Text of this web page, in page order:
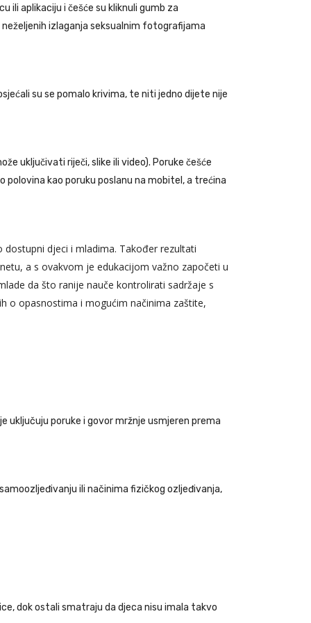
ili aplikaciju i češće su kliknuli gumb za
izlaganja seksualnim fotografijama
su se pomalo krivima, te niti jedno dijete nije
uključivati riječi, slike ili video). Poruke češće
kao poruku poslanu na mobitel, a trećina
dostupni djeci i mladima. Također rezultati
a s ovakvom je edukacijom važno započeti u
da što ranije nauče kontrolirati sadržaje s
o opasnostima i mogućim načinima zaštite,
uključuju poruke i govor mržnje usmjeren prema
ili načinima fizičkog ozljeđivanja,
dok ostali smatraju da djeca nisu imala takvo